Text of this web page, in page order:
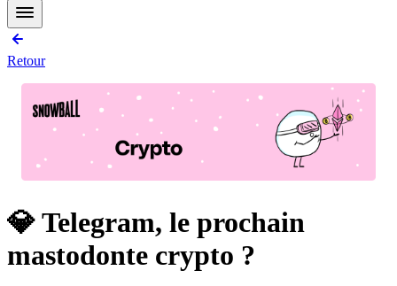
Retour
💎 Telegram, le prochain
mastodonte crypto ?